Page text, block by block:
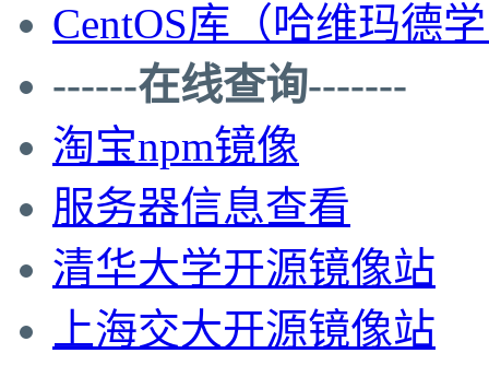
CentOS库（哈维玛德
------在线查询-------
淘宝npm镜像
服务器信息查看
清华大学开源镜像站
上海交大开源镜像站